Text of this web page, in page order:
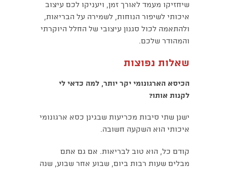
שיחזיקו מעמד לאורך זמן, ויעניקו לכם עיצוב
איכותי לשיפור הנוחות, לשמירה על הבריאות,
ולהתאמה לכול סגנון עיצובי של החלל היוקרתי
והמהודר שלכם.
שאלות נפוצות
הכיסא הארגונומי יקר יותר, למה כדאי לי
לקנות אותו?
ישנן שתי סיבות מכריעות שבגינן כסא ארגונומי
איכותי הוא השקעה חשובה.
קודם כל, הוא טוב לבריאות. אם גם אתם
מבלים שעות רבות ביום, שבוע אחר שבוע, שנה